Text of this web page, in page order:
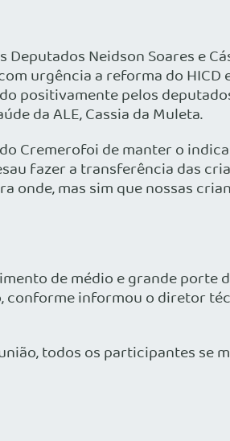
Deputados Neidson Soares e
urgência a reforma do
positivamente pelos
da ALE, Cassia da Muleta.
Cremerofoi de manter o
fazer a transferência das
onde, mas sim que nossas
de médio e grande
informou o diretor
todos os participantes se